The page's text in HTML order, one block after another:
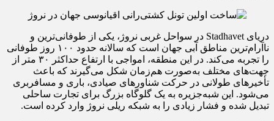
دریای Stadhavet در سواحل غربی نروژ، یکی از طوفانی‌ترین و
ناآرام‌ترین مناطق آبی جهان است که سالانه حدود ۱۰۰ روز طوفانی
را تجربه می‌کند. در این منطقه، امواجی با ارتفاع حداکثر ۳۰ متر از
جهت‌های مختلف به‌صورت هم‌زمان شکل می‌گیرند که باعث
تأخیرهای طولانی در حرکت شناورهای صیادی، باری و مسافربری
می‌شود. این شبه‌جزیره به یک گلوگاه بزرگ برای تجارت ساحلی
تبدیل شده و فشار زیادی را به شبکه ریلی نروژ وارد کرده است.